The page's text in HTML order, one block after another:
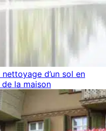
d’un sol en
la maison